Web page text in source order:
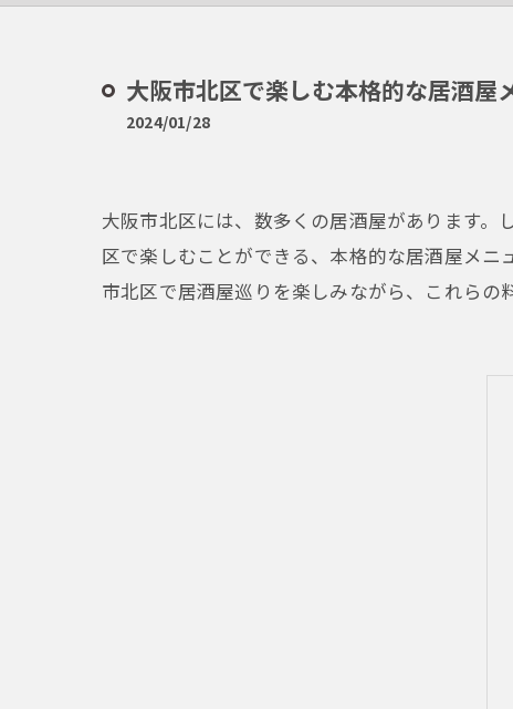
大阪市北区で楽しむ本格的な居酒屋
2024/01/28
大阪市北区には、数多くの居酒屋があります
区で楽しむことができる、本格的な居酒屋メ
市北区で居酒屋巡りを楽しみながら、これらの